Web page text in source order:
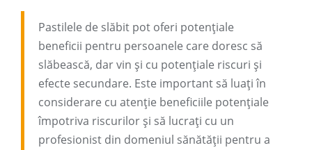
Pastilele de slăbit pot oferi potențiale
beneficii pentru persoanele care doresc să
slăbească, dar vin și cu potențiale riscuri și
efecte secundare. Este important să luați în
considerare cu atenție beneficiile potențiale
împotriva riscurilor și să lucrați cu un
profesionist din domeniul sănătății pentru a